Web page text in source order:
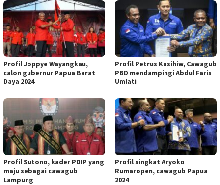
Profil Joppye Wayangkau,
calon gubernur Papua Barat
Daya 2024
Profil Petrus Kasihiw, Cawagub
PBD mendampingi Abdul Faris
Umlati
Profil Sutono, kader PDIP yang
maju sebagai cawagub
Lampung
Profil singkat Aryoko
Rumaropen, cawagub Papua
2024